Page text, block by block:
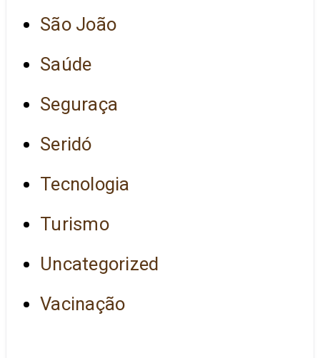
São João
Saúde
Seguraça
Seridó
Tecnologia
Turismo
Uncategorized
Vacinação